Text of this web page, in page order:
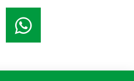
D
e
l